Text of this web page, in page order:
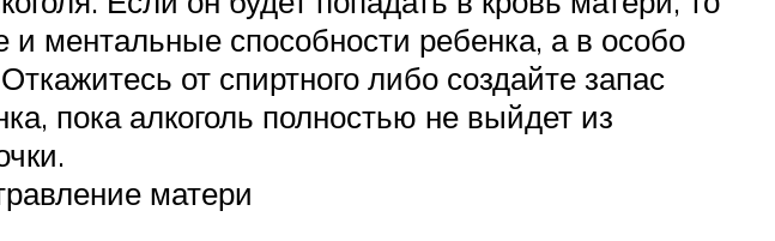
и ментальные способности ребенка, а в особо
от спиртного либо создайте запас
пока алкоголь полностью не выйдет из
матери